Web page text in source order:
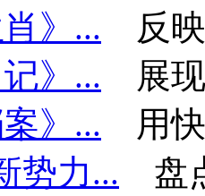
肖》...
反
记》...
展
案》...
用
势力...
盘